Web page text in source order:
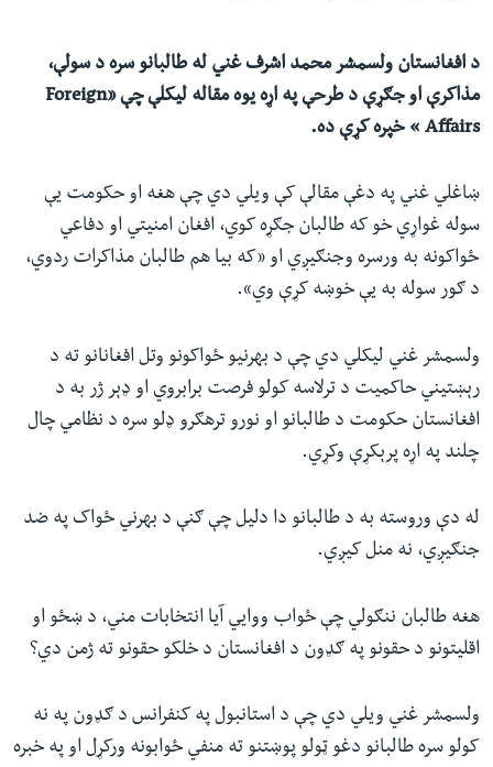
د افغانستان ولسمشر محمد اشرف غني له طالبانو سره د سولې،
مذاکرې او جګړې د طرحې په اړه یوه مقاله لیکلې چې «Foreign
Affairs » خپره کړې ده.
ښاغلي غني په دغې مقالې کې ویلي دي چې هغه او حکومت یې
سوله غواړي خو که طالبان جګړه کوي، افغان امنیتي او دفاعي
ځواکونه به ورسره وجنګیږي او «که بیا هم طالبان مذاکرات ردوي،
د ګور سوله به یې خوښه کړې وي».
ولسمشر غني لیکلي دي چې د بهرنیو ځواکونو وتل افغانانو ته د
رېښتیني حاکمیت د ترلاسه کولو فرصت برابروي او ډېر ژر به د
افغانستان حکومت د طالبانو او نورو ترهګرو ډلو سره د نظامي چال
چلند په اړه پرېکړې وکړي.
له دې وروسته به د طالبانو دا دلیل چې ګنې د بهرني ځواک په ضد
جنګیږي،‌ نه منل کیږي.
هغه طالبان ننګولي چې ځواب ووایي آیا انتخابات مني، د ښځو او
اقلیتونو د حقونو په ګډون د افغانستان د خلکو حقونو ته ژمن دي؟
ولسمشر غني ویلي دي چې د استانبول په کنفرانس د ګډون په نه
کولو سره طالبانو دغو ټولو پوښتنو ته منفي ځوابونه ورکړل او په خبره